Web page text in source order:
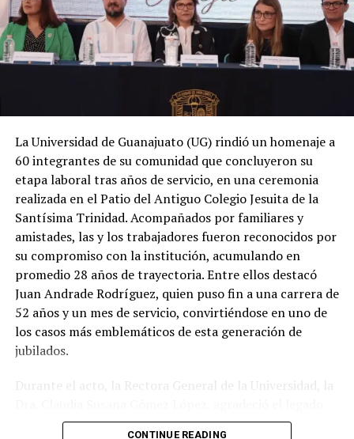
La Universidad de Guanajuato (UG) rindió un homenaje a
60 integrantes de su comunidad que concluyeron su
etapa laboral tras años de servicio, en una ceremonia
realizada en el Patio del Antiguo Colegio Jesuita de la
Santísima Trinidad. Acompañados por familiares y
amistades, las y los trabajadores fueron reconocidos por
su compromiso con la institución, acumulando en
promedio 28 años de trayectoria. Entre ellos destacó
Juan Andrade Rodríguez, quien puso fin a una carrera de
52 años y un mes de servicio, convirtiéndose en uno de
los casos más emblemáticos de esta generación de
jubilados.
Durante el acto, la Rectora General de la Universidad, la
de quienes dedicaron gran parte de su vida a fortalecer
CONTINUE READING